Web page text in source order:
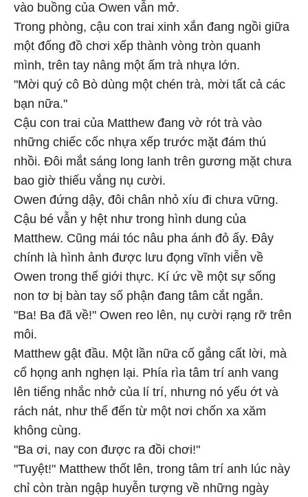
vào buồng của Owen vẫn mở.
Trong phòng, cậu con trai xinh xắn đang ngồi giữa
một đống đồ chơi xếp thành vòng tròn quanh
mình, trên tay nâng một ấm trà nhựa lớn.
"Mời quý cô Bò dùng một chén trà, mời tất cả các
bạn nữa."
Cậu con trai của Matthew đang vờ rót trà vào
những chiếc cốc nhựa xếp trước mặt đám thú
nhồi. Đôi mắt sáng long lanh trên gương mặt chưa
bao giờ thiếu vắng nụ cười.
Owen đứng dậy, đôi chân nhỏ xíu đi chưa vững.
Cậu bé vẫn y hệt như trong hình dung của
Matthew. Cũng mái tóc nâu pha ánh đỏ ấy. Đây
chính là hình ảnh được lưu đọng vĩnh viễn về
Owen trong thế giới thực. Kí ức về một sự sống
non tơ bị bàn tay số phận đang tâm cắt ngắn.
"Ba! Ba đã về!" Owen reo lên, nụ cười rạng rỡ trên
môi.
Matthew gật đầu. Một lần nữa cố gắng cất lời, mà
cổ họng anh nghẹn lại. Phía rìa tâm trí anh vang
lên tiếng nhắc nhở của lí trí, nhưng nó yếu ớt và
rách nát, như thể đến từ một nơi chốn xa xăm
không cùng.
"Ba ơi, nay con được ra đồi chơi!"
"Tuyệt!" Matthew thốt lên, trong tâm trí anh lúc này
chỉ còn tràn ngập huyễn tượng về những ngày